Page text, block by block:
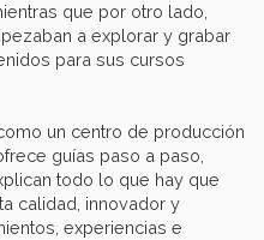
que por otro lado,
a explorar y grabar
para sus cursos
un centro de producción
guías paso a paso,
todo lo que hay que
calidad, innovador y
experiencias e